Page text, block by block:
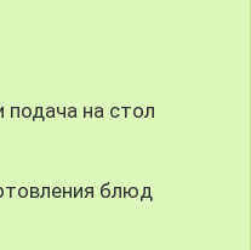
подача на стол
блюд